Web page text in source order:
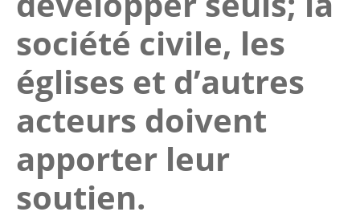
société civile, les
églises et d’autres
acteurs doivent
apporter leur
soutien.